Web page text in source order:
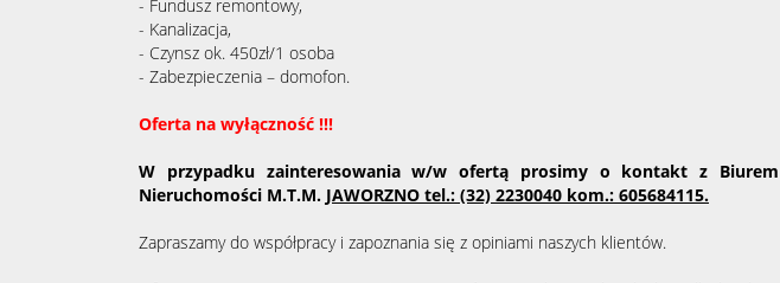
- Fundusz remontowy,
- Kanalizacja,
- Czynsz ok. 450zł/1 osoba
- Zabezpieczenia – domofon.
Oferta na wyłączność !!!
W przypadku zainteresowania w/w ofertą prosimy o kontakt z Biurem
Nieruchomości M.T.M. JAWORZNO tel.: (32) 2230040 kom.: 605684115.
Zapraszamy do współpracy i zapoznania się z opiniami naszych klientów.